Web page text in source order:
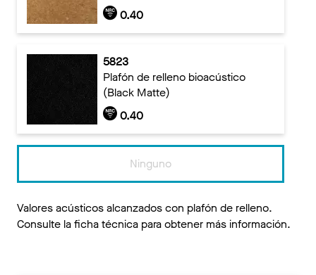
0.40
5823
Plafón de relleno bioacústico
(Black Matte)
0.40
Ninguno
Valores acústicos alcanzados con plafón de relleno.
Consulte la ficha técnica para obtener más información.